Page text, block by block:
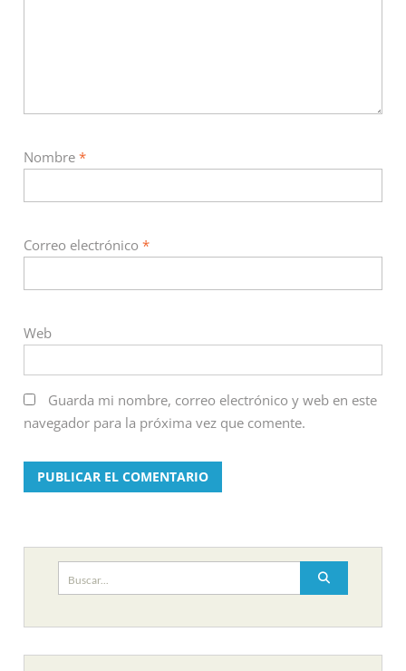
Nombre*
Correo electrónico*
Web
Guarda mi nombre, correo electrónico y web en este
navegador para la próxima vez que comente.